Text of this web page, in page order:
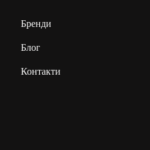
Бренди
Блог
Контакти